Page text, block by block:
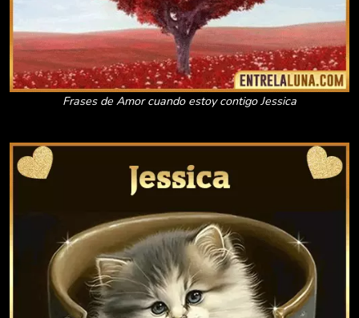
Frases de Amor cuando estoy contigo Jessica